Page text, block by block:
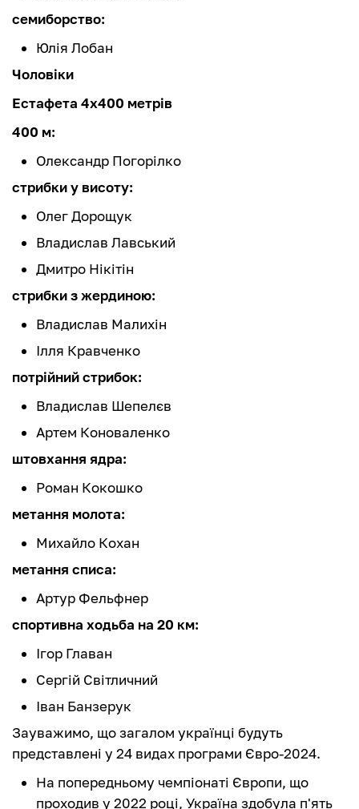
семиборство:
Юлія Лобан
Чоловіки
Естафета 4х400 метрів
400 м:
Олександр Погорілко
стрибки у висоту:
Олег Дорощук
Владислав Лавський
Дмитро Нікітін
стрибки з жердиною:
Владислав Малихін
Ілля Кравченко
потрійний стрибок:
Владислав Шепелєв
Артем Коноваленко
штовхання ядра:
Роман Кокошко
метання молота:
Михайло Кохан
метання списа:
Артур Фельфнер
спортивна ходьба на 20 км:
Ігор Главан
Сергій Світличний
Іван Банзерук
Зауважимо, що загалом українці будуть
представлені у 24 видах програми Євро-2024.
На попередньому чемпіонаті Європи, що
проходив у 2022 році, Україна здобула п'ять